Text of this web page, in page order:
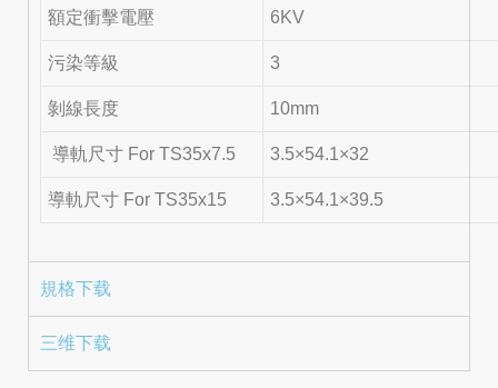
額定衝擊電壓 6KV
污染等級 3
剝線長度 10mm
導軌尺寸 For TS35x7.5 3.5×54.1×32
導軌尺寸 For TS35x15 3.5×54.1×39.5
規格下载
三维下载